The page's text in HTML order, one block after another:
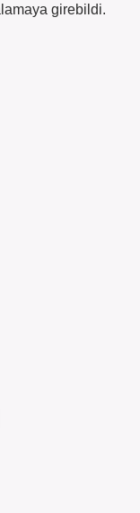
girebildi.